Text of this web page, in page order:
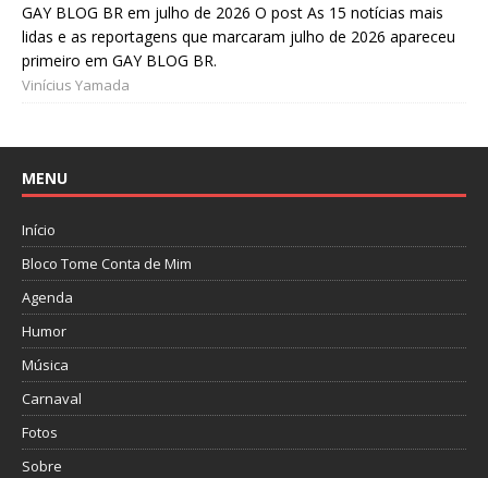
GAY BLOG BR em julho de 2026 O post As 15 notícias mais
lidas e as reportagens que marcaram julho de 2026 apareceu
primeiro em GAY BLOG BR.
Vinícius Yamada
MENU
Início
Bloco Tome Conta de Mim
Agenda
Humor
Música
Carnaval
Fotos
Sobre